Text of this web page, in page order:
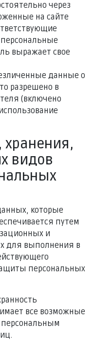
через
на сайте
выражает свое
данные о
разрешено в
(включено
хранения,
видов
которые
путем
и
для выполнения в
персональных
все возможные